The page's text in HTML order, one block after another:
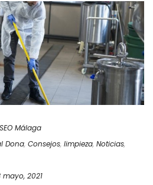
Málaga
Dona, Consejos, limpieza, Noticias,
mayo, 2021